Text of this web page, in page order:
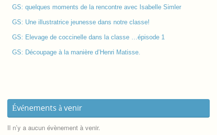
GS: quelques moments de la rencontre avec Isabelle Simler
GS: Une illustratrice jeunesse dans notre classe!
GS: Elevage de coccinelle dans la classe …épisode 1
GS: Découpage à la manière d’Henri Matisse.
Événements à venir
Il n’y a aucun évènement à venir.